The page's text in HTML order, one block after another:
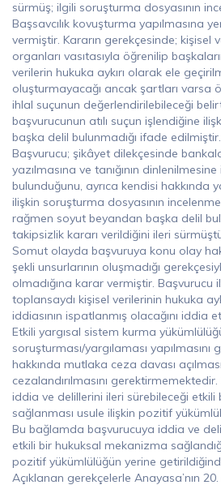
sürmüş; ilgili soruşturma dosyasının
Başsavcılık kovuşturma yapılmasına
vermiştir. Kararın gerekçesinde; kişisel
organları vasıtasıyla öğrenilip
verilerin hukuka aykırı olarak ele
oluşturmayacağı ancak şartları varsa
ihlal suçunun değerlendirilebileceği
başvurucunun atılı suçun işlendiğine
başka delil bulunmadığı ifade edilmiştir.
Başvurucu; şikâyet dilekçesinde
yazılmasına ve tanığının
bulunduğunu, ayrıca kendisi hakkında
ilişkin soruşturma dosyasının
rağmen soyut beyandan başka delil
takipsizlik kararı verildiğini ileri
Somut olayda başvuruya konu olay
şekli unsurlarının oluşmadığı
olmadığına karar vermiştir. Başvurucu
toplansaydı kişisel verilerinin hukuka
iddiasının ispatlanmış olacağını iddia
Etkili yargısal sistem kurma
soruşturması/yargılaması yapılmasını
hakkında mutlaka ceza davası
cezalandırılmasını
iddia ve delillerini ileri sürebileceği
sağlanması usule ilişkin pozitif
Bu bağlamda başvurucuya iddia ve
etkili bir hukuksal mekanizma
pozitif yükümlülüğün yerine
Açıklanan gerekçelerle Anayasa’nın